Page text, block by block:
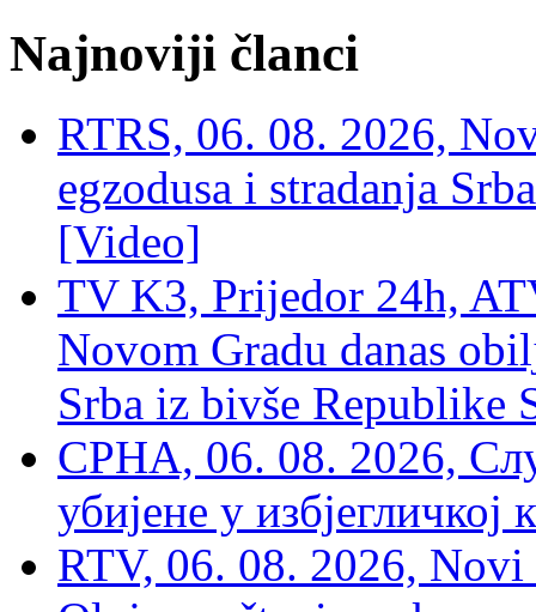
Najnoviji članci
RTRS, 06. 08. 2026,
egzodusa i stradanja
[Video]
TV K3, Prijedor 24h,
Novom Gradu danas
Srba iz bivše Republike
СРНА, 06. 08. 2026,
убијене у избјегличкој
RTV, 06. 08. 2026, Novi